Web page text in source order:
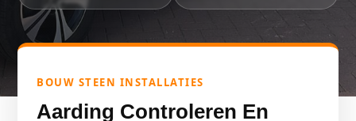
BOUW STEEN INSTALLATIES
Aarding Controleren En